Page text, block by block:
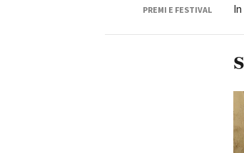
PREMI E FESTIVAL